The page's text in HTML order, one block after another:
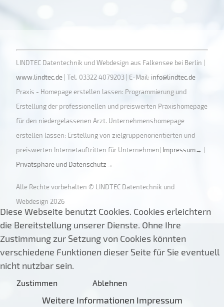
LINDTEC Datentechnik und Webdesign aus Falkensee bei Berlin |
www.lindtec.de | Tel. 03322 4079203 | E-Mail: info@lindtec.de
Praxis - Homepage erstellen lassen: Programmierung und
Erstellung der professionellen und preiswerten Praxishomepage
für den niedergelassenen Arzt. Unternehmenshomepage
erstellen lassen: Erstellung von zielgruppenorientierten und
preiswerten Internetauftritten für Unternehmen| Impressum→
Privatsphäre und Datenschutz→
Alle Rechte vorbehalten © LINDTEC Datentechnik und
Webdesign 2026
Diese Webseite benutzt Cookies. Cookies erleichtern
die Bereitstellung unserer Dienste. Ohne Ihre
Zustimmung zur Setzung von Cookies könnten
verschiedene Funktionen dieser Seite für Sie eventuell
nicht nutzbar sein.
Zustimmen Ablehnen
Weitere Informationen Impressum